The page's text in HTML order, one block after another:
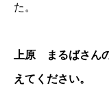
た。
上原 まるばさん
えてください。